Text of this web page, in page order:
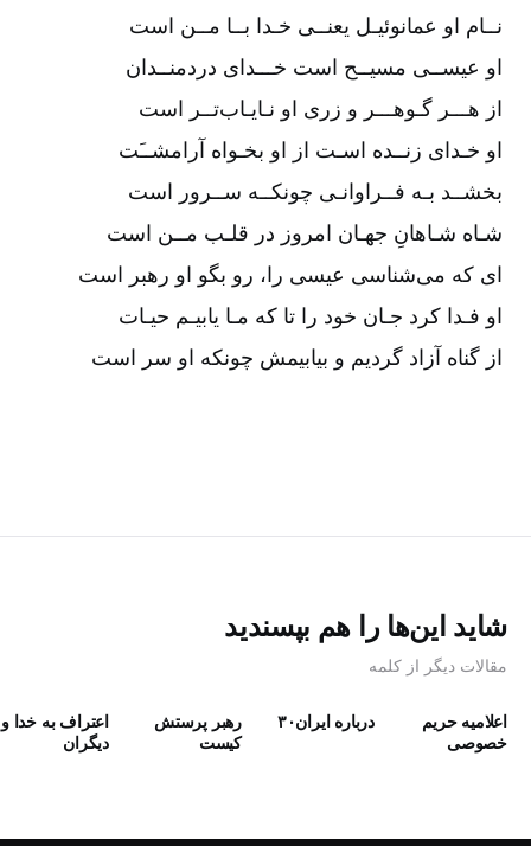
نــام او عمانوئیـل یعنــی خـدا بــا مــن است
او عیســی مسیــح است خـــدای دردمنــدان
از هـــر گـوهـــر و زری او نـایـاب‌تــر است
او خـدای زنــده اسـت از او بخـواه آرامشــَت
بخشــد بـه فــراوانـی چونکــه ســرور است
شـاه ‌شـاهانِ جهـان امروز در قلـب مــن است
ای که می‌شناسی عیسی را، رو بگو او رهبر است
او فـدا کرد جـان خود را تا که مـا یابیـم حیـات
از گناه آزاد گردیم و بیابیمش چونکه او سر است
شاید این‌ها را هم بپسندید
مقالات دیگر از کلمه
اعلامیه حریم
خصوصی
درباره ایران۳۰
رهبر پرستش
كيست
اعتراف به خدا و
دیگران